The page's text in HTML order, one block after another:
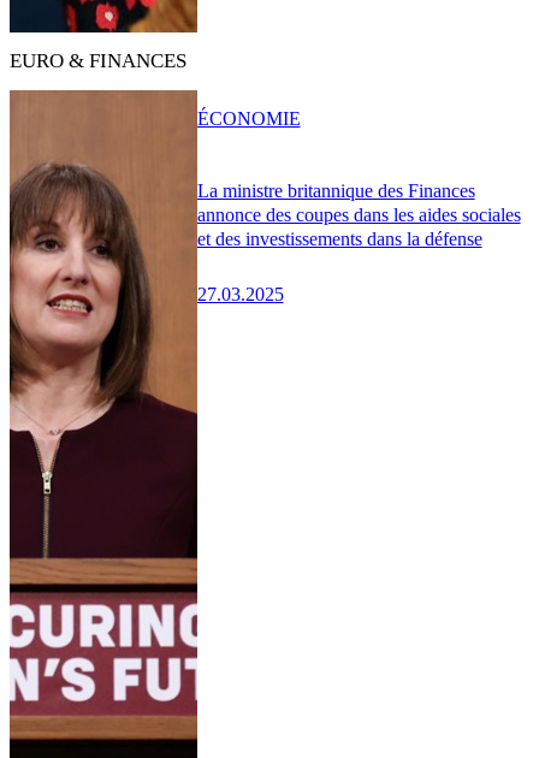
EURO & FINANCES
La ministre britannique des Finances
annonce des coupes dans les aides sociales
et des investissements dans la défense
27.03.2025
ÉCONOMIE